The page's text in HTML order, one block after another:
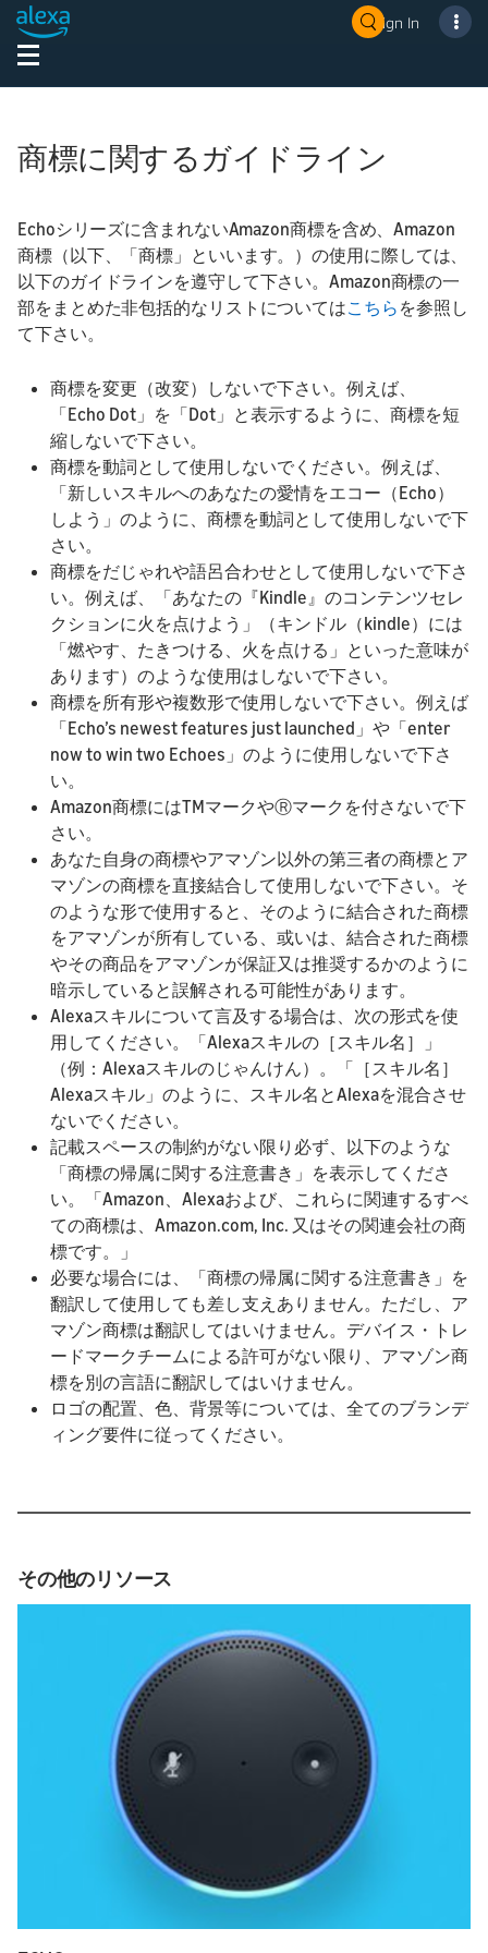
Sign In
商標に関するガイドライン
Echoシリーズに含まれないAmazon商標を含め、Amazon
商標（以下、「商標」といいます。）の使用に際しては、
以下のガイドラインを遵守して下さい。Amazon商標の一
部をまとめた非包括的なリストについてはこちら を参照し
て下さい。
商標を変更（改変）しないで下さい。例えば、
「Echo Dot」を「Dot」と表示するように、商標を短
縮しないで下さい。
商標を動詞として使用しないでください。例えば、
「新しいスキルへのあなたの愛情をエコー（Echo）
しよう」のように、商標を動詞として使用しないで下
さい。
商標をだじゃれや語呂合わせとして使用しないで下さ
い。例えば、「あなたの『Kindle』のコンテンツセレ
クションに火を点けよう」（キンドル（kindle）には
「燃やす、たきつける、火を点ける」といった意味が
あります）のような使用はしないで下さい。
商標を所有形や複数形で使用しないで下さい。例えば
「Echo’s newest features just launched」や「enter
now to win two Echoes」のように使用しないで下さ
い。
Amazon商標にはTMマークやⓇマークを付さないで下
さい。
あなた自身の商標やアマゾン以外の第三者の商標とア
マゾンの商標を直接結合して使用しないで下さい。そ
のような形で使用すると、そのように結合された商標
をアマゾンが所有している、或いは、結合された商標
やその商品をアマゾンが保証又は推奨するかのように
暗示していると誤解される可能性があります。
Alexaスキルについて言及する場合は、次の形式を使
用してください。「Alexaスキルの［スキル名］」
（例：Alexaスキルのじゃんけん）。「［スキル名］
Alexaスキル」のように、スキル名とAlexaを混合させ
ないでください。
記載スペースの制約がない限り必ず、以下のような
「商標の帰属に関する注意書き」を表示してくださ
い。「Amazon、Alexaおよび、これらに関連するすべ
ての商標は、Amazon.com, Inc. 又はその関連会社の商
標です。​」
必要な場合には、「商標の帰属に関する注意書き」を
翻訳して使用しても差し支えありません。ただし、ア
マゾン商標は翻訳してはいけません。デバイス・トレ
ードマークチームによる許可がない限り、アマゾン商
標を別の言語に翻訳してはいけません。
ロゴの配置、色、背景等については、全てのブランデ
ィング要件に従ってください。
その他のリソース